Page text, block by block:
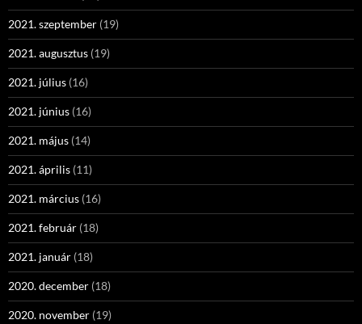
2021. szeptember (19)
2021. augusztus (19)
2021. július (16)
2021. június (16)
2021. május (14)
2021. április (11)
2021. március (16)
2021. február (18)
2021. január (18)
2020. december (18)
2020. november (19)